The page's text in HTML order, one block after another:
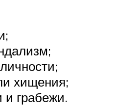
хищения;
и грабежи.